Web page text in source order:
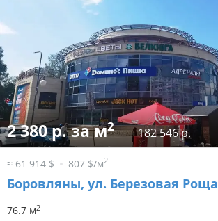
2 380 р. за м2 182 546 р.
≈ 61 914 $ 807 $/м2
Боровляны, ул. Березовая Роща
76.7 м2